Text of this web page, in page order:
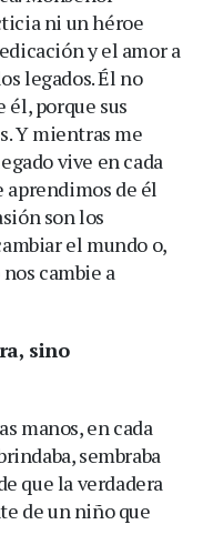
ni un héroe
y el amor a
legados. Él no
él, porque sus
Y mientras me
vive en cada
aprendimos de él
son los
el mundo o,
cambie a
sino
manos, en cada
sembraba
que la verdadera
de un niño que